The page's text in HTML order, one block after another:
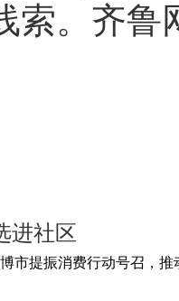
索。齐鲁
进社区